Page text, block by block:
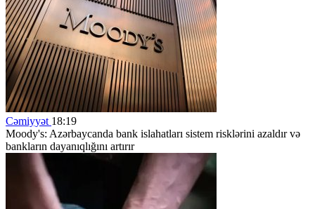
Cəmiyyət 18:19
Moody's: Azərbaycanda bank islahatları sistem risklərini azaldır və
bankların dayanıqlığını artırır